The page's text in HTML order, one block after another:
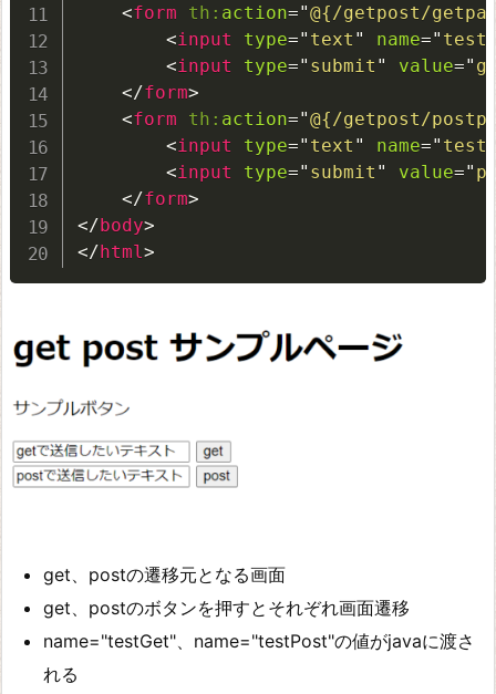
<form th: action="@{/getpost/
<input type=" text " name="
<input type=" submit " value="
</form>
<form th: action="@{/getpost/
<input type=" text " name="
<input type=" submit " value="
</form>
</body>
</html >
get、postの遷移元となる画面
get、postのボタンを押すとそれぞれ画面遷移
name="testGet"、name="testPost"の値がjavaに渡さ
れる